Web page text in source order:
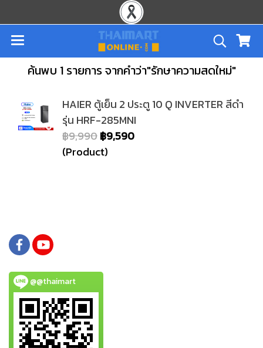
ค้นพบ 1 รายการ จากคำว่า"รักษาความสดใหม่"
HAIER ตู้เย็น 2 ประตู 10 Q INVERTER สีดำ
รุ่น HRF-285MNI
฿9,990฿9,590
(Product)
@@thaimart